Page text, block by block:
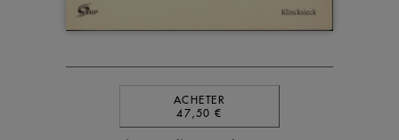
ACHETER
47,50 €